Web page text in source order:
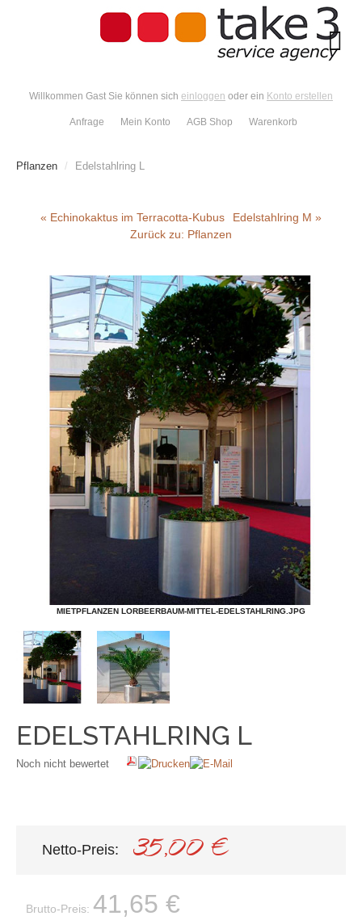
Willkommen Gast Sie können sich einloggen oder ein Konto erstellen
Anfrage Mein Konto AGB Shop Warenkorb
Pflanzen / Edelstahlring L
« Echinokaktus im Terracotta-Kubus
Edelstahlring M »
Zurück zu: Pflanzen
MIETPFLANZEN LORBEERBAUM-MITTEL-EDELSTAHLRING.JPG
EDELSTAHLRING L
Noch nicht bewertet
Netto-Preis: 35,00 €
Brutto-Preis: 41,65 €